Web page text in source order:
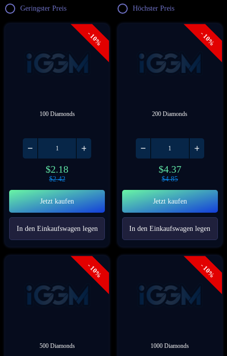
Geringster Preis Höchster Preis
- 10%
100 Diamonds
$2.18
$2.42
Jetzt kaufen
In den Einkaufswagen legen
- 10%
200 Diamonds
$4.37
$4.85
Jetzt kaufen
In den Einkaufswagen legen
- 10%
500 Diamonds
- 10%
1000 Diamonds